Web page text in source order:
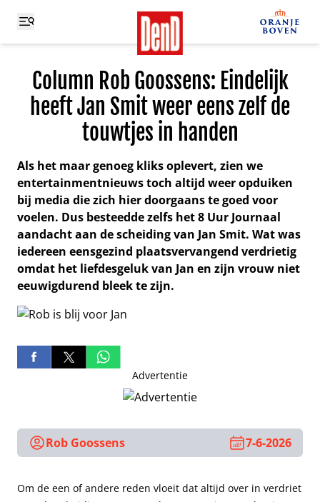
Column Rob Goossens: Eindelijk
heeft Jan Smit weer eens zelf de
touwtjes in handen
Als het maar genoeg kliks oplevert, zien we
entertainmentnieuws toch altijd weer opduiken
bij media die zich hier doorgaans te goed voor
voelen. Dus besteedde zelfs het 8 Uur Journaal
aandacht aan de scheiding van Jan Smit. Wat was
iedereen eensgezind plaatsvervangend verdrietig
omdat het liefdesgeluk van Jan en zijn vrouw niet
eeuwigdurend bleek te zijn.
Advertentie
Rob Goossens 7-6-2026
Om de een of andere reden vloeit dat altijd over in verdriet